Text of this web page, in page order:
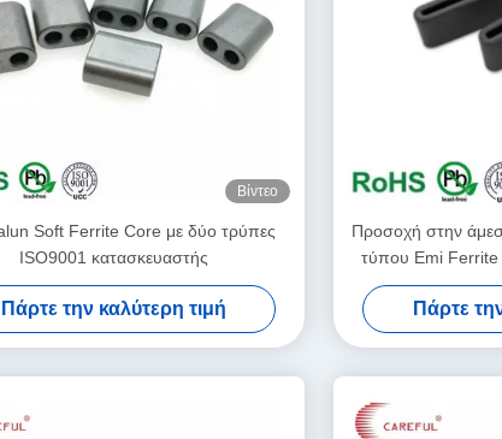
Βίντεο
Soft Ferrite Core με δύο τρύπες
ISO9001 κατασκευαστής
Πάρτε την καλύτερη τιμή
Προσοχή στην
τύπου Emi Ferrite
Πάρτε